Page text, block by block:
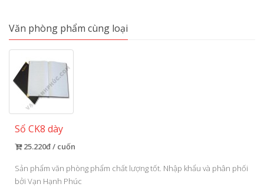
Văn phòng phẩm cùng loại
Sổ CK8 dày
25.220đ / cuốn
Sản phẩm văn phòng phẩm chất lượng tốt. Nhập khẩu và phân phối
bởi Vạn Hạnh Phúc